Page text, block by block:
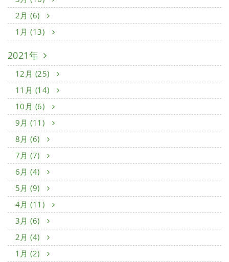
2月 (6)
1月 (13)
2021年
12月 (25)
11月 (14)
10月 (6)
9月 (11)
8月 (6)
7月 (7)
6月 (4)
5月 (9)
4月 (11)
3月 (6)
2月 (4)
1月 (2)